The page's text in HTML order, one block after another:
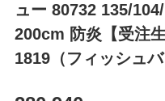
ュー 80732 135/
200cm 防炎【受注
1819（フィッシュバ